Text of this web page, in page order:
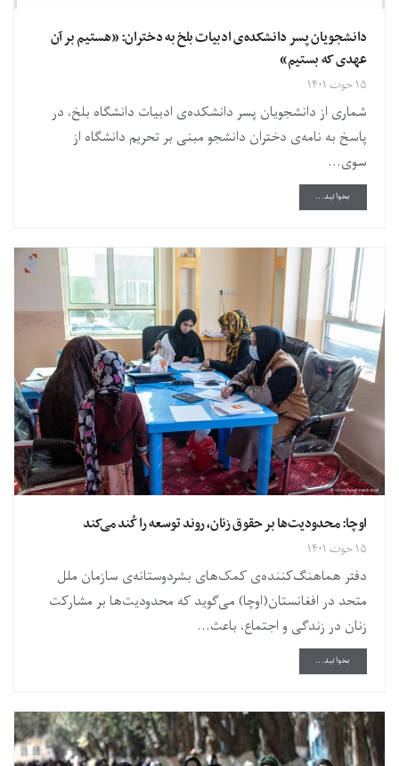
دانشجویان پسر دانشکده‌ی ادبیات بلخ به دختران: «هستیم بر آن
عهدی که بستیم»
۱۵ حوت ۱۴۰۱
شماری از دانشجویان پسر دانشکده‌ی ادبیات دانشگاه بلخ، در
پاسخ به نامه‌ی دختران دانشجو مبنی بر تحریم دانشگاه از
سوی...
بخوانید...
اوچا: محدودیت‌ها بر حقوق زنان، روند توسعه را کُند می‌کند
۱۵ حوت ۱۴۰۱
دفتر هماهنگ‌کننده‌ی کمک‌های بشردوستانه‌ی سازمان ملل
متحد در افغانستان(اوچا) می‌گوید که محدودیت‌ها بر مشارکت
زنان در زندگی و اجتماع، باعث...
بخوانید...